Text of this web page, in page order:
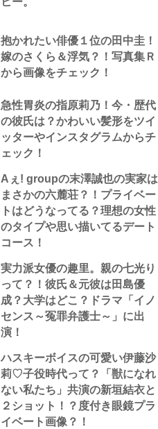
抱かれたい俳優１位の田中圭！
嫁のさくら＆浮気？！写真集Ｒ
から画像をチェック！
急性胃炎の指原莉乃！今・歴代
の彼氏は？かわいい髪形をツイ
ッターやインスタグラムからチ
ェック！
Aぇ! groupの末澤誠也の実家は
まさかの六麓荘？！プライベー
トはどうなってる？理想の女性
のタイプや思い描いてるデート
コース！
実力派女優の趣里。親の七光り
って？！彼氏＆元彼は田島優
成？大学はどこ？ドラマ「イノ
センス～冤罪弁護士～」に出
演！
ハスキーボイスの可愛い伊藤沙
莉♡子役時代って？「獣になれ
ない私たち」共演の新垣結衣と
２ショット！？度付き眼鏡プラ
イベート画像？！